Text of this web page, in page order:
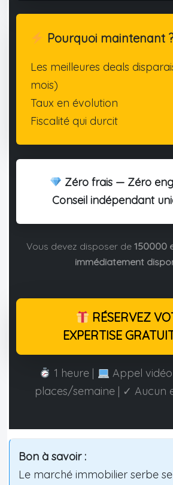
Pourquoi maintenant
Les meilleures deals
mois)
Taux en évolution
Fiscalité qui durcit
Zéro frais — Zéro
Conseil indépendant
Vous devez disposer de 150000
immédiatement
RÉSERVEZ
EXPERTISE
1 heure | Appel
places/semaine | ✓ Aucun
Bon à savoir :
Le marché immobilier serbe